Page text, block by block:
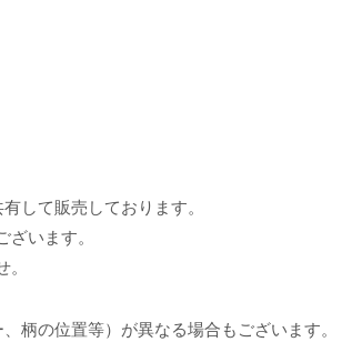
して販売しております。
います。
柄の位置等）が異なる場合もございます。